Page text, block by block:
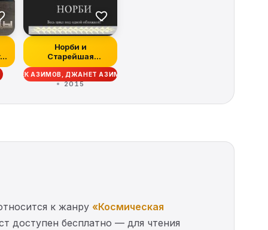
Норби и
Старейшая
Драконица
АЙЗЕК АЗИМОВ, ДЖАНЕТ АЗИМОВА
2015
к жанру «Космическая
доступен бесплатно — для чтения